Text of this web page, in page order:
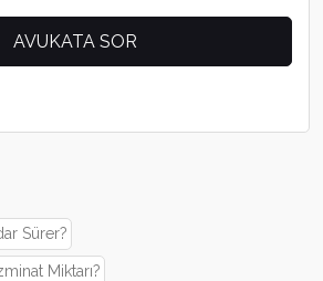
Sürer?
Miktarı?